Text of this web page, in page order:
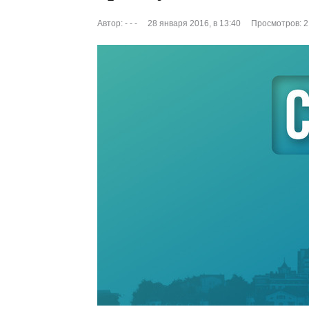
Автор: - - - 28 января 2016, в 13:40 Просмотров: